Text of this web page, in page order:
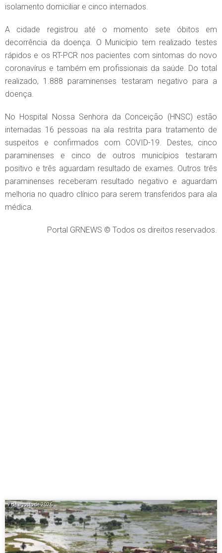
isolamento domiciliar e cinco internados.
A cidade registrou até o momento sete óbitos em
decorrência da doença. O Município tem realizado testes
rápidos e os RT-PCR nos pacientes com sintomas do novo
coronavírus e também em profissionais da saúde. Do total
realizado, 1.888 paraminenses testaram negativo para a
doença.
No Hospital Nossa Senhora da Conceição (HNSC) estão
internadas 16 pessoas na ala restrita para tratamento de
suspeitos e confirmados com COVID-19. Destes, cinco
paraminenses e cinco de outros municípios testaram
positivo e três aguardam resultado de exames. Outros três
paraminenses receberam resultado negativo e aguardam
melhoria no quadro clínico para serem transferidos para ala
médica.
Portal GRNEWS © Todos os direitos reservados.
7 de agosto de 2026